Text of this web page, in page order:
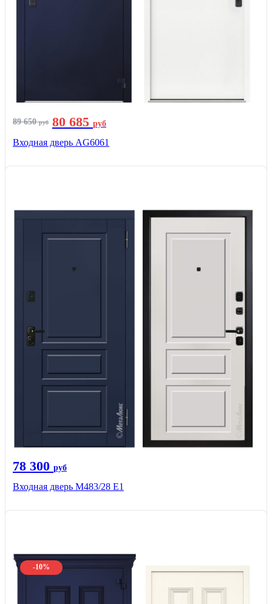
89 650руб 80 685 руб
Входная дверь AG6061
78 300 руб
Входная дверь М483/28 Е1
-10%